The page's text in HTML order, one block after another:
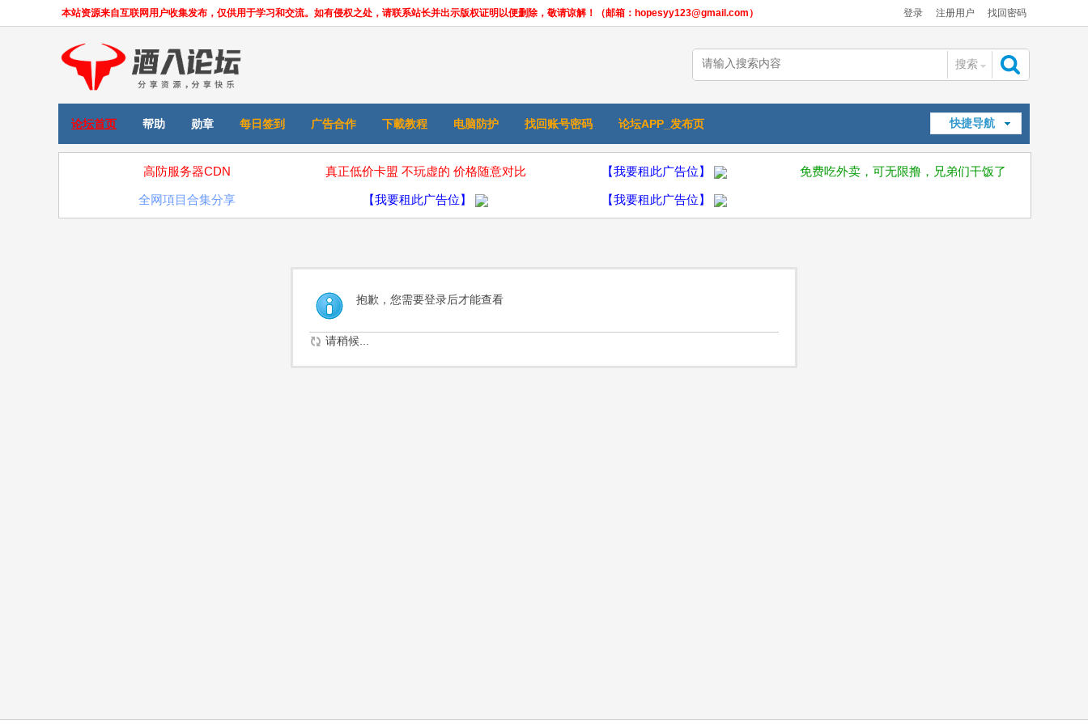
本站资源来自互联网用户收集发布，仅供用于学习和交流。如有侵权之处，请联系站长并出示版权证明以便删除，敬请谅解！（邮箱：hopesyy123@gmail.com） 登录 注册用户 找回密码
搜索
索
快捷导航
论坛首页 帮助 勋章 每日签到 广告合作 下載教程 电脑防护 找回账号密码 论坛APP_发布页
高防服务器CDN 真正低价卡盟 不玩虚的 价格随意对比 【我要租此广告位】 免费吃外卖，可无限撸，兄弟们干饭了
全网項目合集分享 【我要租此广告位】 【我要租此广告位】
抱歉，您需要登录后才能查看
请稍候...